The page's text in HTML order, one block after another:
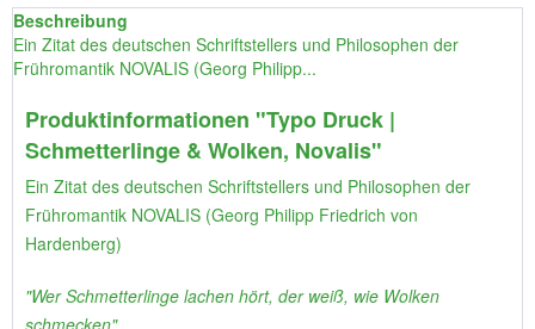
Beschreibung
Ein Zitat des deutschen Schriftstellers und Philosophen der
Frühromantik NOVALIS (Georg Philipp...
Produktinformationen "Typo Druck |
Schmetterlinge & Wolken, Novalis"
Ein Zitat des deutschen Schriftstellers und Philosophen der
Frühromantik NOVALIS (Georg Philipp Friedrich von
Hardenberg)
"Wer Schmetterlinge lachen hört, der weiß, wie Wolken
schmecken"